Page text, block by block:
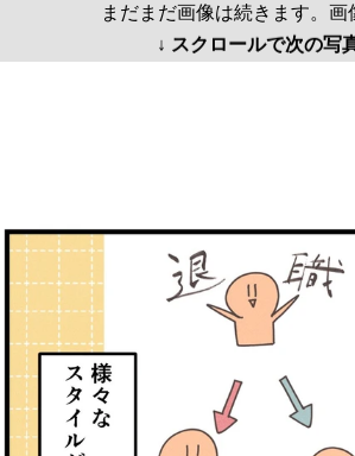
まだまだ画像は続きます。画
↓ スクロールで次の写